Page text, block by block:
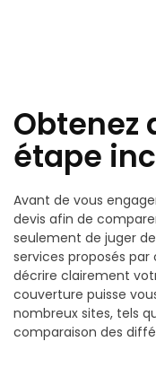
Obtenez
étape
Avant de vous
devis afin de
seulement de juger
services proposés par
décrire clairement
couverture puisse
nombreux sites, tels
comparaison des